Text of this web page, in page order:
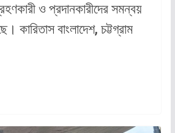
ও প্রদানকারীদের সমন্বয়
কারিতাস বাংলাদেশ, চট্টগ্রাম